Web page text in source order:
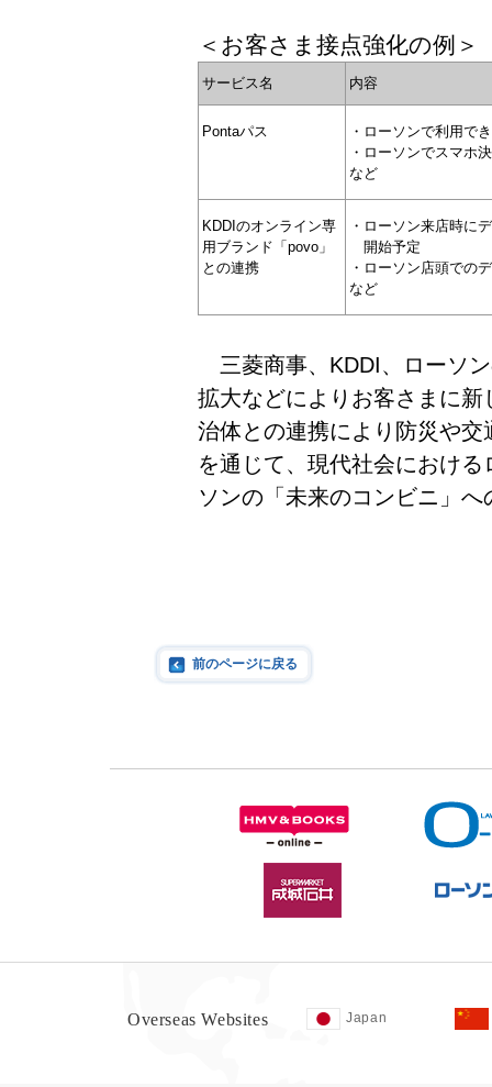
＜お客さま接点強化の例＞
サービス名 内容
Pontaパス
・ローソンで利用で
・ローソンでスマホ
など
KDDIのオンライン専
用ブランド「povo」
との連携
・ローソン来店時に
開始予定
・ローソン店頭での
など
三菱商事、KDDI、ローソ
拡大などによりお客さまに
治体との連携により防災や
を通じて、現代社会におけ
ソンの「未来のコンビニ」
前のページに戻る
Overseas Websites Japan